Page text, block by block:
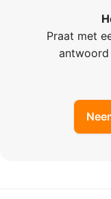
Praat met